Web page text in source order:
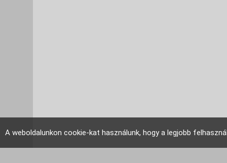
A weboldalunkon cookie-kat használunk, hogy a legjobb